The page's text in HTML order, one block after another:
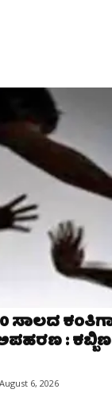
ಸಾಲದ
:
August 6, 2026